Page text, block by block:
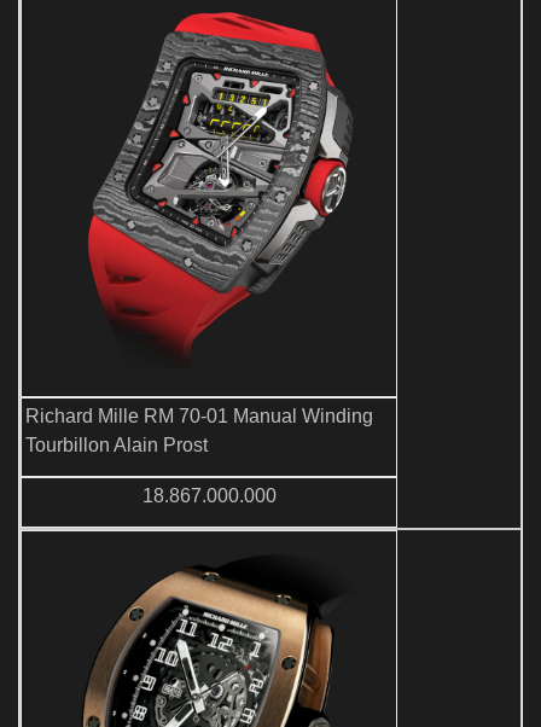
Richard Mille RM 70-01 Manual Winding
Tourbillon Alain Prost
18.867.000.000